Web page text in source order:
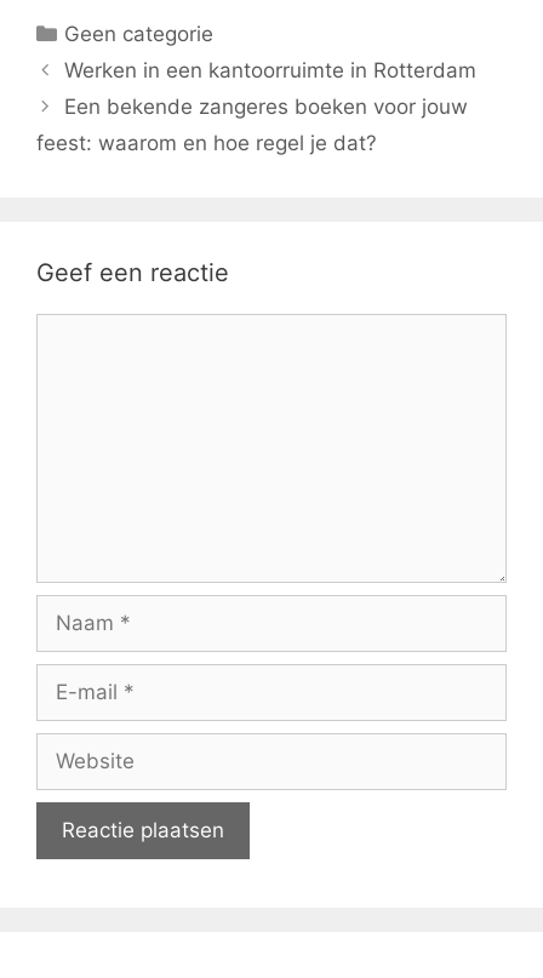
Categorieën
Geen categorie
Werken in een kantoorruimte in Rotterdam
Een bekende zangeres boeken voor jouw
feest: waarom en hoe regel je dat?
Geef een reactie
Naam
Website